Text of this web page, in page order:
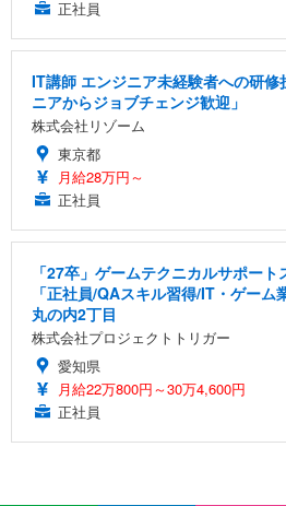
正社員
IT講師 エンジニア未経験者への研
ニアからジョブチェンジ歓迎」
株式会社リゾーム
東京都
月給28万円～
正社員
「27卒」ゲームテクニカルサポー
「正社員/QAスキル習得/IT・ゲー
丸の内2丁目
株式会社プロジェクトトリガー
愛知県
月給22万800円～30万4,600円
正社員